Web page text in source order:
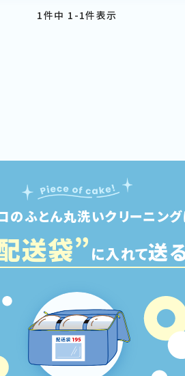
1件中 1 -1件表示
のふとん丸洗いクリーニン
送袋” に入れて送